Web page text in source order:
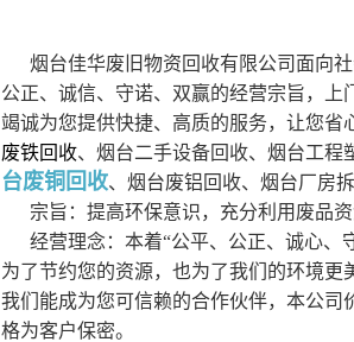
烟台佳华废旧物资回收有限公司 面向
公正、诚信、守诺、双赢的经营宗旨，上
竭诚为您提供快捷、高质的服务，让您省
废铁回收、烟台二手设备回收、烟台工程
台废铜回收、烟台废铝回收、烟台厂房
宗旨：提高环保意识，充分利用废品
经营理念：本着“公平、公正、诚心、
为了节约您的资源，也为了我们的环境
我们能成为您可信赖的合作伙伴，本公
格为客户保密。